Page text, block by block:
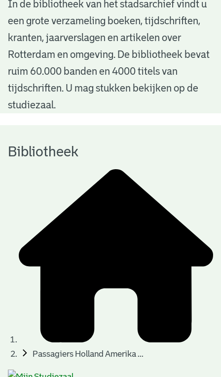
B
b
o
h
In de bibliotheek van het stadsarchief vindt u
een grote verzameling boeken, tijdschriften,
kranten, jaarverslagen en artikelen over
Rotterdam en omgeving. De bibliotheek bevat
ruim 60.000 banden en 4000 titels van
tijdschriften. U mag stukken bekijken op de
studiezaal.
Bibliotheek
Passagiers Holland Amerika ...